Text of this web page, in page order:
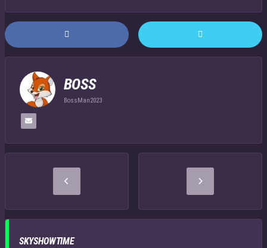
BOSS
BossMan2023
SKYSHOWTIME